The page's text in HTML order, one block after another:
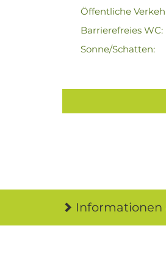
Öffentliche
Barrierefreies WC:
Sonne/Schatten:
Informationen